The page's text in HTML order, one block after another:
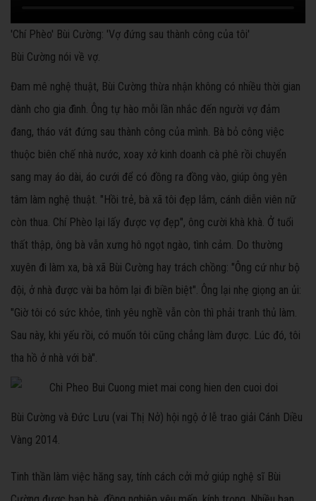
'Chí Phèo' Bùi Cường: 'Vợ đứng sau thành công của tôi'
Bùi Cường nói về vợ.
Đam mê nghệ thuật, Bùi Cường thừa nhận không có nhiều thời gian
dành cho gia đình. Ông tự hào mỗi lần nhắc đến người vợ đảm
đang, tháo vát đứng sau thành công của mình. Bà bỏ công việc
thuộc biên chế nhà nước, xoay xở kinh doanh cà phê rồi chuyển
sang may áo dài, áo cưới để có đồng ra đồng vào, giúp ông yên
tâm làm nghệ thuật. "Hồi trẻ, bà xã tôi đẹp lắm, cánh diễn viên nữ
còn thua. Chí Phèo lại lấy được vợ đẹp", ông cười khà khà. Ở tuổi
thất thập, ông bà vẫn xưng hô ngọt ngào, tình cảm. Do thường
xuyên đi làm xa, bà xã Bùi Cường hay trách chồng: "Ông cứ như bộ
đội, ở nhà được vài ba hôm lại đi biền biệt". Ông lại nhẹ giọng an ủi:
"Giờ tôi có sức khỏe, tình yêu nghề vẫn còn thì phải tranh thủ làm.
Sau này, khi yếu rồi, có muốn tôi cũng chẳng làm được. Lúc đó, tôi
tha hồ ở nhà với bà".
Bùi Cường và Đức Lưu (vai Thị Nở) hội ngộ ở lễ trao giải Cánh Diều
Vàng 2014.
Tinh thần làm việc hăng say, tính cách cởi mở giúp nghệ sĩ Bùi